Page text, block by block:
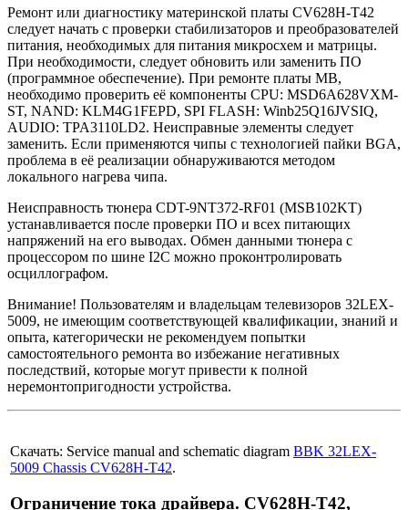
Ремонт или диагностику материнской платы CV628H-T42
следует начать с проверки стабилизаторов и преобразователей
питания, необходимых для питания микросхем и матрицы.
При необходимости, следует обновить или заменить ПО
(программное обеспечение). При ремонте платы MB,
необходимо проверить её компоненты CPU: MSD6A628VXM-
ST, NAND: KLM4G1FEPD, SPI FLASH: Winb25Q16JVSIQ,
AUDIO: TPA3110LD2. Неисправные элементы следует
заменить. Если применяются чипы с технологией пайки BGA,
проблема в её реализации обнаруживаются методом
локального нагрева чипа.
Неисправность тюнера CDT-9NT372-RF01 (MSB102KT)
устанавливается после проверки ПО и всех питающих
напряжений на его выводах. Обмен данными тюнера с
процессором по шине I2C можно проконтролировать
осциллографом.
Внимание! Пользователям и владельцам телевизоров 32LEX-
5009, не имеющим соответствующей квалификации, знаний и
опыта, категорически не рекомендуем попытки
самостоятельного ремонта во избежаниe негативных
последствий, которые могут привести к полной
неремонтопригодности устройства.
Скачать: Service manual and schematic diagram BBK 32LEX-
5009 Chassis CV628H-T42.
Ограничение тока драйвера. CV628H-T42,